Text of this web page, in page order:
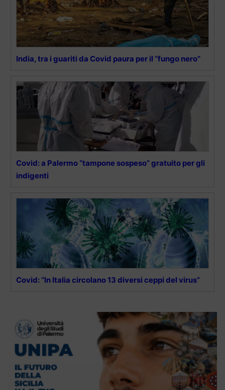
India, tra i guariti da Covid paura per il “fungo nero”
Covid: a Palermo “tampone sospeso” gratuito per gli
indigenti
Covid: “In Italia circolano 13 diversi ceppi del virus”